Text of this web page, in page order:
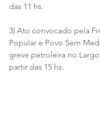
das 11 hs.
3) Ato convocado pela
Popular e Povo Sem
greve petroleira no
partir das 15 hs.